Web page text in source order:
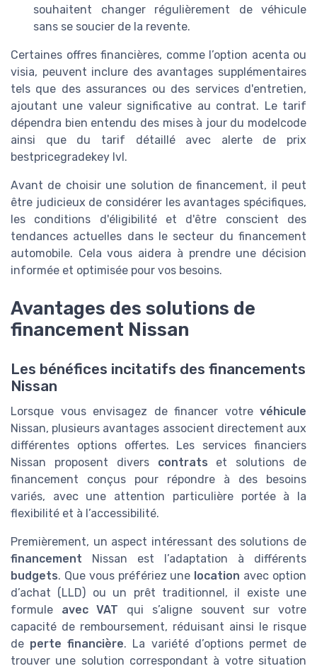
souhaitent changer régulièrement de véhicule
sans se soucier de la revente.
Certaines offres financières, comme l’option acenta ou
visia, peuvent inclure des avantages supplémentaires
tels que des assurances ou des services d'entretien,
ajoutant une valeur significative au contrat. Le tarif
dépendra bien entendu des mises à jour du modelcode
ainsi que du tarif détaillé avec alerte de prix
bestpricegradekey lvl.
Avant de choisir une solution de financement, il peut
être judicieux de considérer les avantages spécifiques,
les conditions d'éligibilité et d'être conscient des
tendances actuelles dans le secteur du financement
automobile. Cela vous aidera à prendre une décision
informée et optimisée pour vos besoins.
Avantages des solutions de
financement Nissan
Les bénéfices incitatifs des financements
Nissan
Lorsque vous envisagez de financer votre véhicule
Nissan, plusieurs avantages associent directement aux
différentes options offertes. Les services financiers
Nissan proposent divers contrats et solutions de
financement conçus pour répondre à des besoins
variés, avec une attention particulière portée à la
flexibilité et à l’accessibilité.
Premièrement, un aspect intéressant des solutions de
financement Nissan est l’adaptation à différents
budgets. Que vous préfériez une location avec option
d’achat (LLD) ou un prêt traditionnel, il existe une
formule avec VAT qui s’aligne souvent sur votre
capacité de remboursement, réduisant ainsi le risque
de perte financière. La variété d’options permet de
trouver une solution correspondant à votre situation